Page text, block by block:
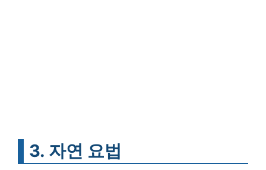
3. 자연 요법